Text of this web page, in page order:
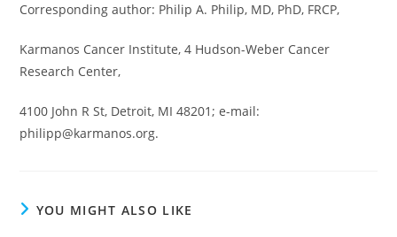
Corresponding author: Philip A. Philip, MD, PhD, FRCP,
Karmanos Cancer Institute, 4 Hudson-Weber Cancer
Research Center,
4100 John R St, Detroit, MI 48201; e-mail:
philipp@karmanos.org.
YOU MIGHT ALSO LIKE